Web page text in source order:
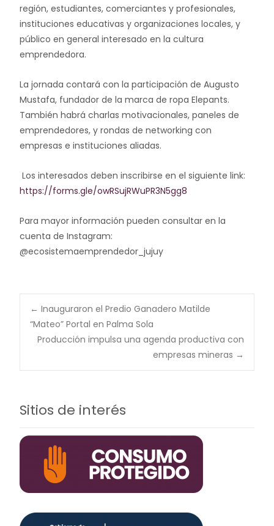
región, estudiantes, comerciantes y profesionales,
instituciones educativas y organizaciones locales, y
público en general interesado en la cultura
emprendedora.
La jornada contará con la participación de Augusto
Mustafa, fundador de la marca de ropa Elepants.
También habrá charlas motivacionales, paneles de
emprendedores, y rondas de networking con
empresas e instituciones aliadas.
Los interesados deben inscribirse en el siguiente link:
https://forms.gle/owRSujRWuPR3N5gg8
Para mayor información pueden consultar en la
cuenta de Instagram:
@ecosistemaemprendedor_jujuy
Navegación de
entradas
← Inauguraron el Predio Ganadero Matilde
“Mateo” Portal en Palma Sola
Producción impulsa una agenda productiva con
empresas mineras →
Sitios de interés